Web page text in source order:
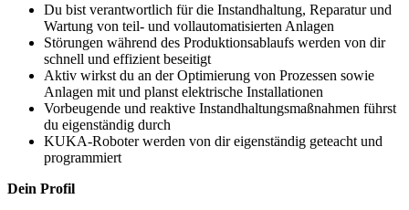
Du bist verantwortlich für die Instandhaltung, Reparatur und
Wartung von teil- und vollautomatisierten Anlagen
Störungen während des Produktionsablaufs werden von dir
schnell und effizient beseitigt
Aktiv wirkst du an der Optimierung von Prozessen sowie
Anlagen mit und planst elektrische Installationen
Vorbeugende und reaktive Instandhaltungsmaßnahmen führst
du eigenständig durch
KUKA-Roboter werden von dir eigenständig geteacht und
programmiert
Dein Profil